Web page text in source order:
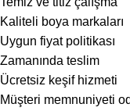
Kaliteli boya markaları
Uygun fiyat politikası
Zamanında teslim
Ücretsiz keşif hizmeti
Müşteri memnuniyeti